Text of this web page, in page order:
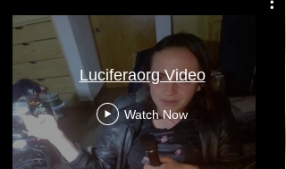
Luciferaorg Video
Watch Now